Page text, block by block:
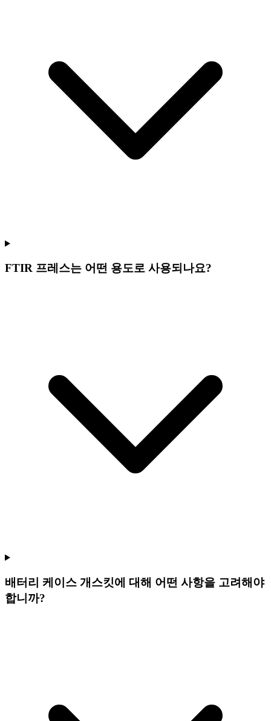
FTIR 프레스는 어떤 용도로 사용되나요?
배터리 케이스 개스킷에 대해 어떤 사항을 고려해야
합니까?